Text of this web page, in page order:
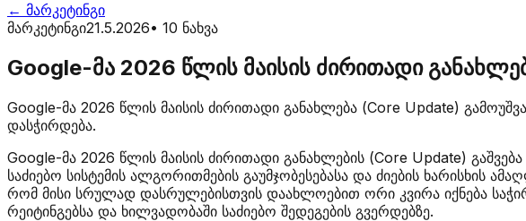
← მარკეტინგი
მარკეტინგი21.5.2026• 10 ნახვა
Google-მა 2026 წლის მაისის ძირითადი
Google-მა 2026 წლის მაისის ძირითადი განახლება (Core Update)
დასჭირდება.
Google-მა 2026 წლის მაისის ძირითადი განახლების (Core Update)
საძიებო სისტემის ალგორითმების გაუმჯობესებასა და ძიების ხარისხის
რომ მისი სრულად დასრულებისთვის დაახლოებით ორი კვირა იქნება
რეიტინგებსა და ხილვადობაში საძიებო შედეგების გვერდებზე.